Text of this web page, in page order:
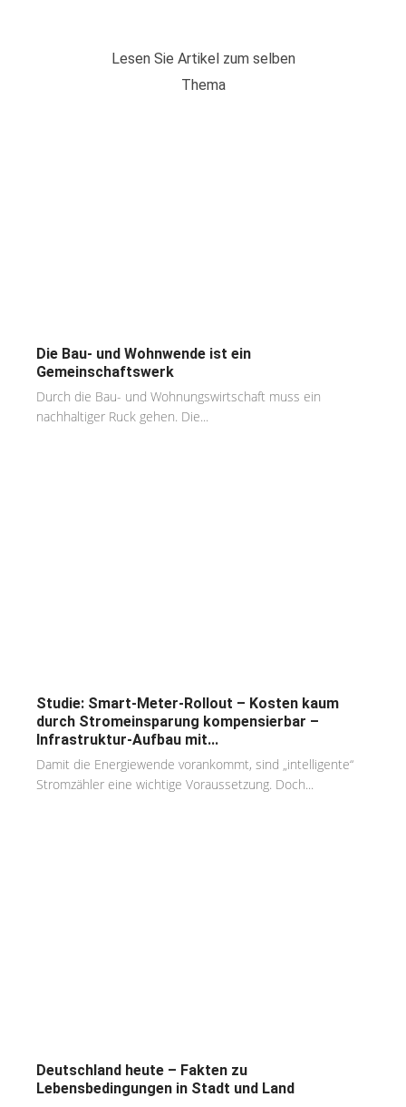
Lesen Sie Artikel zum selben
Thema
Die Bau- und Wohnwende ist ein
Gemeinschaftswerk
Durch die Bau- und Wohnungswirtschaft muss ein
nachhaltiger Ruck gehen. Die...
Studie: Smart-Meter-Rollout – Kosten kaum
durch Stromeinsparung kompensierbar –
Infrastruktur-Aufbau mit...
Damit die Energiewende vorankommt, sind „intelligente“
Stromzähler eine wichtige Voraussetzung. Doch...
Deutschland heute – Fakten zu
Lebensbedingungen in Stadt und Land